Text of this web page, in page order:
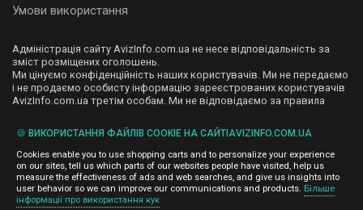
Умови використання
Адміністрація сайту AvizInfo.com.ua не несе відповідальність за
зміст розміщених оголошень.
Ми цінуємо конфіденційність наших користувачів. Ми не передаємо
і не продаємо особисту інформацію зареєстрованих користувачів
AvizInfo.com.ua третім особам. Ми не відповідаємо за правила
деяких сторінках нашого сайту представлена реклама Google
Adsense Advertising Network. Щоб дізнатися детальніше про
правила конфіденційності Googleнатисніть тут.
🍪 ВИКОРИСТАННЯ ФАЙЛІВ COOKIE НА САЙТІAVIZINFO.COM.UA
Cookies enable you to use shopping carts and to personalize your experience
on our sites, tell us which parts of our websites people have visited, help us
measure the effectiveness of ads and web searches, and give us insights into
user behavior so we can improve our communications and products. Більше
інформації про використання кук